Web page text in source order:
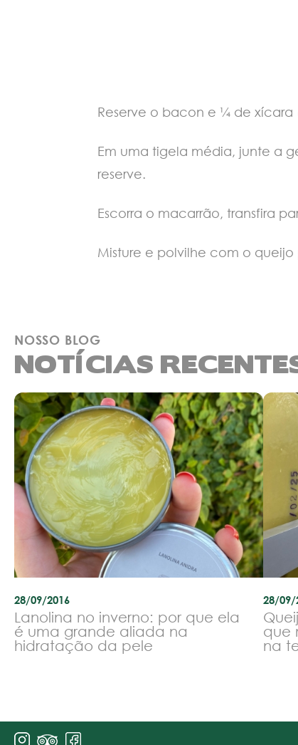
Reserve o bacon e ¼ de
Em uma tigela média, junte a
reserve.
Escorra o macarrão, transfira
Misture e polvilhe com o queijo
NOSSO BLOG
NOTÍCIAS
28/09/2016
Lanolina no inverno: por que ela
é uma grande aliada na
hidratação da pele
28/09/
que
na